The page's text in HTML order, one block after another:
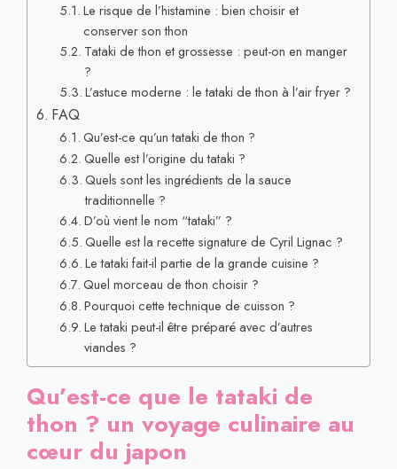
Le risque de l’histamine : bien choisir et
conserver son thon
Tataki de thon et grossesse : peut-on en manger
?
L’astuce moderne : le tataki de thon à l’air fryer ?
FAQ
Qu’est-ce qu’un tataki de thon ?
Quelle est l’origine du tataki ?
Quels sont les ingrédients de la sauce
traditionnelle ?
D’où vient le nom “tataki” ?
Quelle est la recette signature de Cyril Lignac ?
Le tataki fait-il partie de la grande cuisine ?
Quel morceau de thon choisir ?
Pourquoi cette technique de cuisson ?
Le tataki peut-il être préparé avec d’autres
viandes ?
Qu’est-ce que le tataki de
thon ? un voyage culinaire au
cœur du japon